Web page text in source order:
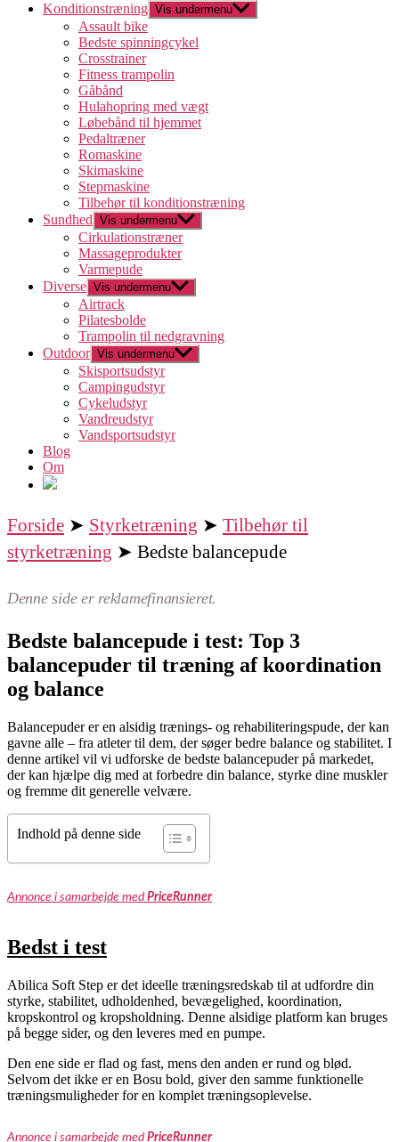
Konditionstræning Vis undermenu
Assault bike
Bedste spinningcykel
Crosstrainer
Fitness trampolin
Gåbånd
Hulahopring med vægt
Løbebånd til hjemmet
Pedaltræner
Romaskine
Skimaskine
Stepmaskine
Tilbehør til konditionstræning
Sundhed Vis undermenu
Cirkulationstræner
Massageprodukter
Varmepude
Diverse Vis undermenu
Airtrack
Pilatesbolde
Trampolin til nedgravning
Outdoor Vis undermenu
Skisportsudstyr
Campingudstyr
Cykeludstyr
Vandreudstyr
Vandsportsudstyr
Blog
Om
Forside ➤ Styrketræning ➤ Tilbehør til
styrketræning ➤ Bedste balancepude
Denne side er reklamefinansieret.
Bedste balancepude i test: Top 3
balancepuder til træning af koordination
og balance
Balancepuder er en alsidig trænings- og rehabiliteringspude, der kan
gavne alle – fra atleter til dem, der søger bedre balance og stabilitet. I
denne artikel vil vi udforske de bedste balancepuder på markedet,
der kan hjælpe dig med at forbedre din balance, styrke dine muskler
og fremme dit generelle velvære.
Indhold på denne side
Annonce i samarbejde med PriceRunner
Bedst i test
Abilica Soft Step er det ideelle træningsredskab til at udfordre din
styrke, stabilitet, udholdenhed, bevægelighed, koordination,
kropskontrol og kropsholdning. Denne alsidige platform kan bruges
på begge sider, og den leveres med en pumpe.
Den ene side er flad og fast, mens den anden er rund og blød.
Selvom det ikke er en Bosu bold, giver den samme funktionelle
træningsmuligheder for en komplet træningsoplevelse.
Annonce i samarbejde medPriceRunner